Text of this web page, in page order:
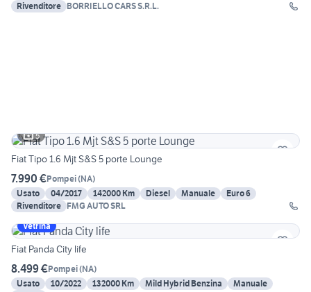
Rivenditore BORRIELLO CARS S.R.L.
5
Fiat Tipo 1.6 Mjt S&S 5 porte Lounge
7.990 €Pompei(NA)
Usato
04/2017 142000 Km Diesel Manuale
Euro 6
Rivenditore FMG AUTO SRL
Vetrina
Fiat Panda City life
8.499 €Pompei(NA)
Usato
10/2022 132000 Km Mild Hybrid Benzina
Manuale